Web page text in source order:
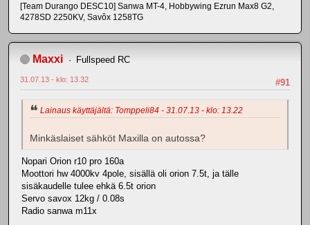
[Team Durango DESC10] Sanwa MT-4, Hobbywing Ezrun Max8 G2,
4278SD 2250KV, Savôx 1258TG
Maxxi Fullspeed RC
#91
31.07.13 - klo: 13.32
Lainaus käyttäjältä: Tomppeli84 - 31.07.13 - klo: 13.22
Minkäslaiset sähköt Maxilla on autossa?
Nopari Orion r10 pro 160a
Moottori hw 4000kv 4pole, sisällä oli orion 7.5t, ja tälle
sisäkaudelle tulee ehkä 6.5t orion
Servo savox 12kg / 0.08s
Radio sanwa m11x